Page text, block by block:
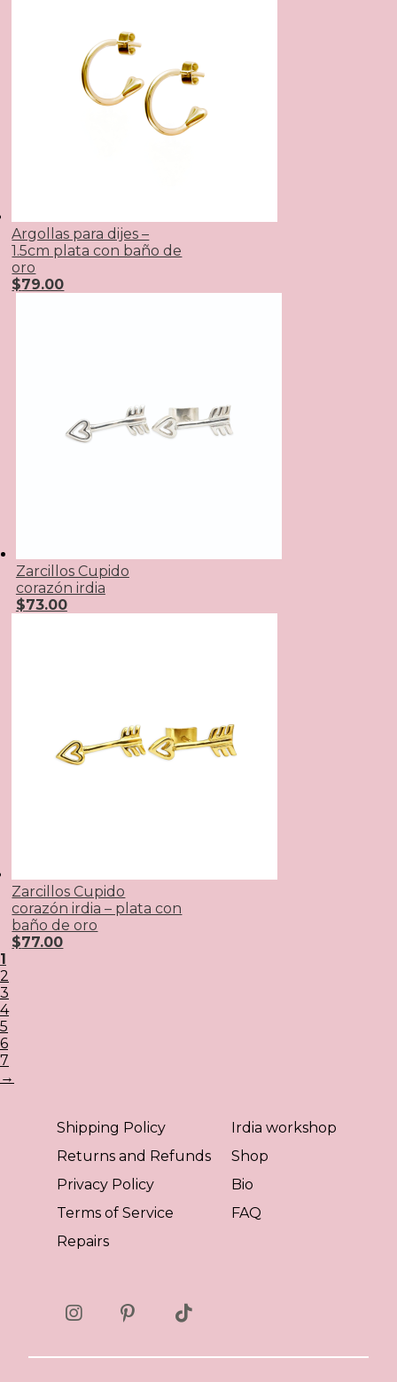
Argollas para dijes –
1.5cm plata con baño de
oro
$79.00
Zarcillos Cupido
corazón irdia
$73.00
Zarcillos Cupido
corazón irdia – plata con
baño de oro
$77.00
1
2
3
4
5
6
7
→
Shipping Policy
Returns and Refunds
Privacy Policy
Terms of Service
Repairs
Irdia workshop
Shop
Bio
FAQ